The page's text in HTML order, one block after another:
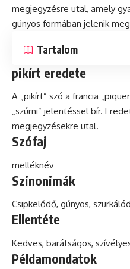
megjegyzésre utal, amely
gúnyos formában jelenik
Tartalom
pikírt eredete
A „pikírt” szó a francia
„szúrni” jelentéssel bír.
megjegyzésekre utal.
Szófaj
melléknév
Szinonimák
Csipkelődő, gúnyos,
Ellentéte
Kedves, barátságos,
Példamondatok